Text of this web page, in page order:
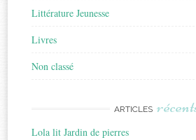
Littérature Jeunesse
Livres
Non classé
ARTICLES
Lola lit Jardin de pierres